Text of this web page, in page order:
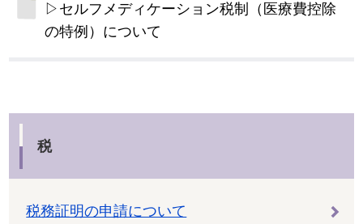
▷セルフメディケーション税制（医療費控除
の特例）について
税
税務証明の申請について